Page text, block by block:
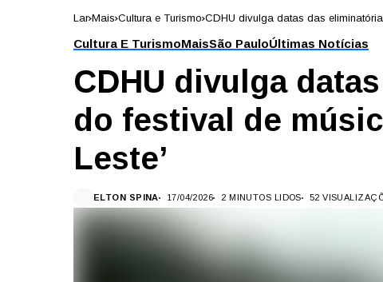
Lar Mais Cultura e Turismo CDHU divulga datas das
Cultura E TurismoMaisSão PauloÚltimas Notícias
CDHU divulga
do festival de
Leste’
ELTON SPINA 17/04/2026 2 MINUTOS LIDOS 52